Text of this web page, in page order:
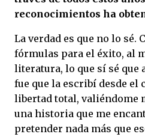
reconocimientos ha
La verdad es que no lo sé.
fórmulas para el éxito, al
literatura, lo que sí sé que
fue que la escribí desde el
libertad total, valiéndome
una historia que me
pretender nada más que